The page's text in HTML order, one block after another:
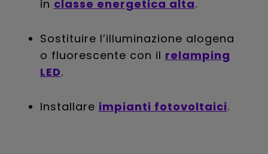
in classe energetica alta.
Sostituire l’illuminazione alogena
o fluorescente con il relamping
LED.
Installare impianti fotovoltaici.